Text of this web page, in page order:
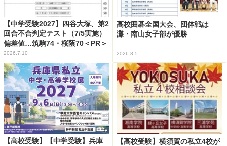
【中学受験2027】四谷大塚、第2
回合不合判定テスト（7/5実施）
偏差値…筑駒74・桜蔭70＜PR＞
2026.7.10
高校囲碁全国大会、団体戦は
灘・南山女子部が優勝
2026.8.5
【高校受験】【中学受験】兵庫
【高校受験】横須賀の私立4校が